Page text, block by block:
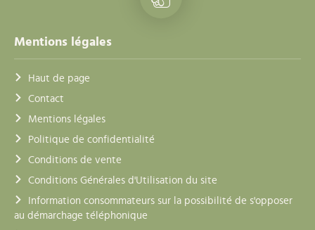
Mentions légales
Haut de page
Contact
Mentions légales
Politique de confidentialité
Conditions de vente
Conditions Générales d'Utilisation du site
Information consommateurs sur la possibilité de s'opposer
au démarchage téléphonique